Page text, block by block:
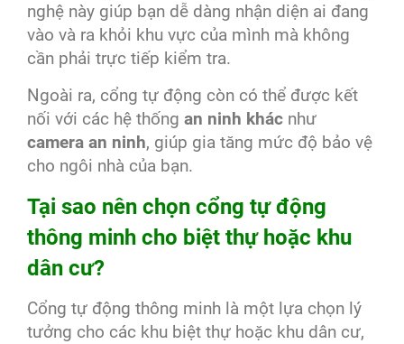
nghệ này giúp bạn dễ dàng nhận diện ai đang
vào và ra khỏi khu vực của mình mà không
cần phải trực tiếp kiểm tra.
Ngoài ra, cổng tự động còn có thể được kết
nối với các hệ thống an ninh khác như
camera an ninh, giúp gia tăng mức độ bảo vệ
cho ngôi nhà của bạn.
Tại sao nên chọn cổng tự động
thông minh cho biệt thự hoặc khu
dân cư?
Cổng tự động thông minh là một lựa chọn lý
tưởng cho các khu biệt thự hoặc khu dân cư,